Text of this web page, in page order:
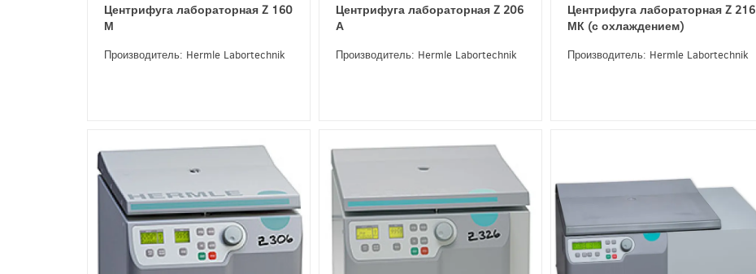
Центрифуга лабораторная Z 160
М
Производитель: Hermle Labortechnik
Центрифуга лабораторная Z 206
А
Производитель: Hermle Labortechnik
Центрифуга лабораторная Z 216
МК (с охлаждением)
Производитель: Hermle Labortechnik